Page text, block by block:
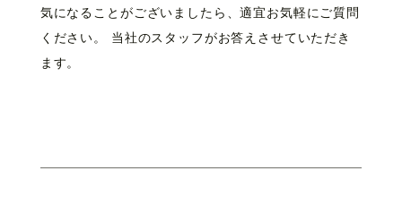
気になることがございましたら、適宜お気軽にご質問
ください。 当社のスタッフがお答えさせていただき
ます。